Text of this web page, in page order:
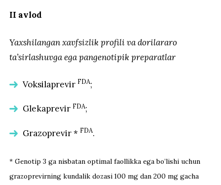
II avlod
Yaxshilangan xavfsizlik profili va dorilararo
ta’sirlashuvga ega pangenotipik preparatlar
Voksilaprevir FDA;
Glekaprevir FDA;
Grazoprevir * FDA.
* Genotip 3 ga nisbatan optimal faollikka ega bo’lishi uchun
grazoprevirning kundalik dozasi 100 mg dan 200 mg gacha